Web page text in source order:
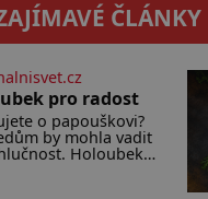
ČLÁNKY
pro radost
o papouškovi?
by mohla vadit
Holoubek